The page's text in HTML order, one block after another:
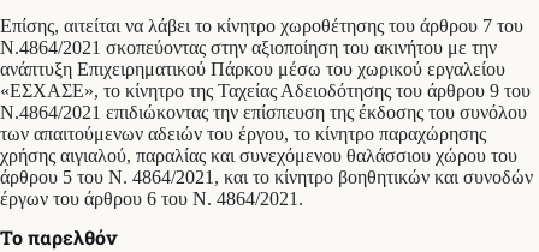
Επίσης, αιτείται να λάβει το κίνητρο χωροθέτησης του άρθρου 7 του
Ν.4864/2021 σκοπεύοντας στην αξιοποίηση του ακινήτου με την
ανάπτυξη Επιχειρηματικού Πάρκου μέσω του χωρικού εργαλείου
«ΕΣΧΑΣΕ», το κίνητρο της Ταχείας Αδειοδότησης του άρθρου 9 του
Ν.4864/2021 επιδιώκοντας την επίσπευση της έκδοσης του συνόλου
των απαιτούμενων αδειών του έργου, το κίνητρο παραχώρησης
χρήσης αιγιαλού, παραλίας και συνεχόμενου θαλάσσιου χώρου του
άρθρου 5 του Ν. 4864/2021, και το κίνητρο βοηθητικών και συνοδών
έργων του άρθρου 6 του Ν. 4864/2021.
Το παρελθόν